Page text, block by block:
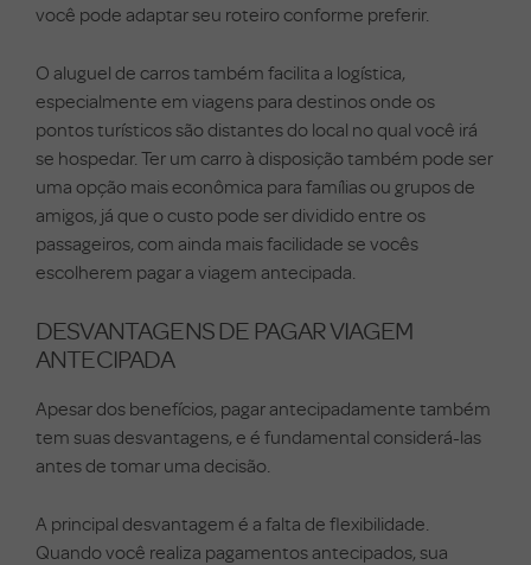
você pode adaptar seu roteiro conforme preferir.
O aluguel de carros também facilita a logística,
especialmente em viagens para destinos onde os
pontos turísticos são distantes do local no qual você irá
se hospedar. Ter um carro à disposição também pode ser
uma opção mais econômica para famílias ou grupos de
amigos, já que o custo pode ser dividido entre os
passageiros, com ainda mais facilidade se vocês
escolherem pagar a viagem antecipada.
DESVANTAGENS DE PAGAR VIAGEM
ANTECIPADA
Apesar dos benefícios, pagar antecipadamente também
tem suas desvantagens, e é fundamental considerá-las
antes de tomar uma decisão.
A principal desvantagem é a falta de flexibilidade.
Quando você realiza pagamentos antecipados, sua